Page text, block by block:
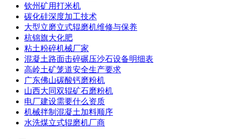
钦州矿用打米机
碳化硅深度加工技术
大型立磨立式辊磨机维修与保养
杭锦旗大化肥
粘土粉碎机械厂家
混凝土路面击碎碾压沙石设备明细表
高岭土矿笼道安全生产要求
广东佛山碳酸钙磨粉机
山西大同双辊矿石磨粉机
电厂建设需要什么资质
机械拌制混凝土加料顺序
水洗煤立式辊磨机厂商